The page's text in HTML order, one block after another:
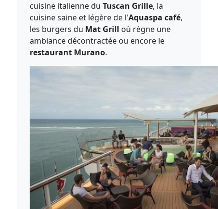
cuisine italienne du Tuscan Grille, la
cuisine saine et légère de l'Aquaspa café,
les burgers du Mat Grill où règne une
ambiance décontractée ou encore le
restaurant Murano.